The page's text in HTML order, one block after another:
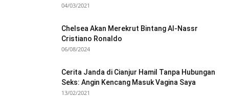
04/03/2021
Chelsea Akan Merekrut Bintang Al-Nassr
Cristiano Ronaldo
06/08/2024
Cerita Janda di Cianjur Hamil Tanpa Hubungan
Seks: Angin Kencang Masuk Vagina Saya
13/02/2021